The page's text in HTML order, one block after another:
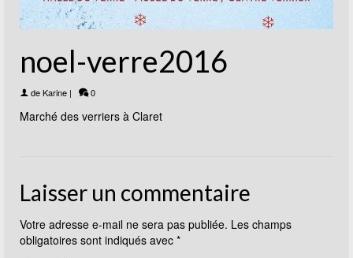
noel-verre2016
deKarine | 0
Marché des verriers à Claret
Laisser un commentaire
Votre adresse e-mail ne sera pas publiée. Les champs
obligatoires sont indiqués avec *